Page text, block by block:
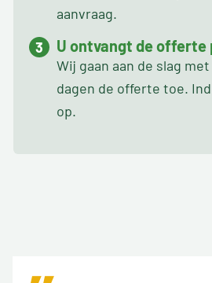
aanvraag.
U ontvangt de offerte
Wij gaan aan de slag
dagen de offerte toe.
op.